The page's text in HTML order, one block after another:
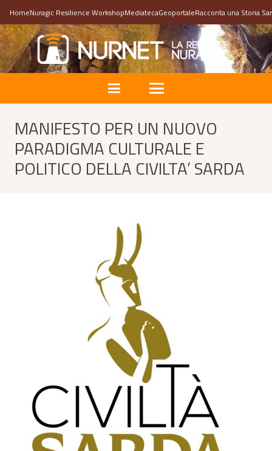
HomeNuragic Resilience WorkshopMediatecaGeoportaleRacconta una Storia
MANIFESTO PER UN NUOVO
PARADIGMA CULTURALE E
POLITICO DELLA CIVILTA’ SARDA